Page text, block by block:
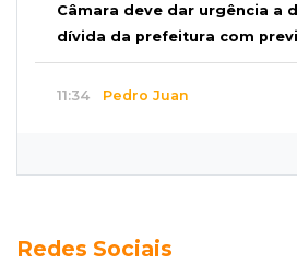
Câmara deve dar urgência a
dívida da prefeitura com
11:34 Pedro Juan
Assembleia e Câmara farão
Redes Sociais